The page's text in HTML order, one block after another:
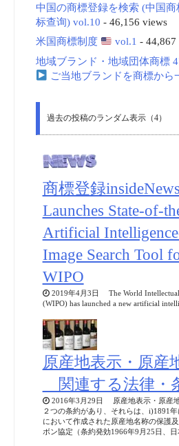
中国の商標登録を検索 (中国商
标查询) vol.10 - 46,156 views
米国商標制度
vol.1 - 44,867
地域ブランド・地域団体商標
ご当地ブランドを商標から
過去の投稿のランダム表示（4）
商標登録
Launches State-of-
Artificial
Image Search Tool
WIPO
2019年4月3日 The World Intellectual
(WIPO) has launched a new artificial
原産地表示・原産
関連する法律・
2016年3月29日 原産地表示・原産地
２つの条約があり、それらは、i)1891
において作成された原産地名称の保護
ボン協定（条約発効1966年9月25日、